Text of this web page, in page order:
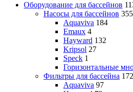
Оборудование для бассейнов
Насосы для бассейнов 355
Aquaviva 184
Emaux 4
Hayward 132
Kripsol 27
Speck 1
Горизонтальные
Фильтры для бассейна 172
Aquaviva 97